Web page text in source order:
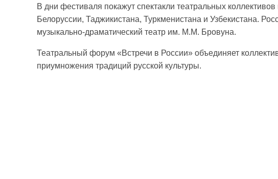
В дни фестиваля покажут спектакли театральных
Белоруссии, Таджикистана, Туркменистана и Узбекистана.
музыкально-драматический театр им. М.М. Бровуна.
Театральный форум «Встречи в России» объединяет
приумножения традиций русской культуры.